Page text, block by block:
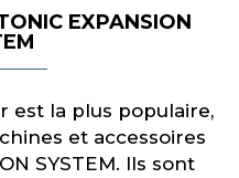
EXPANSION
est la plus populaire,
et accessoires
SYSTEM. Ils sont